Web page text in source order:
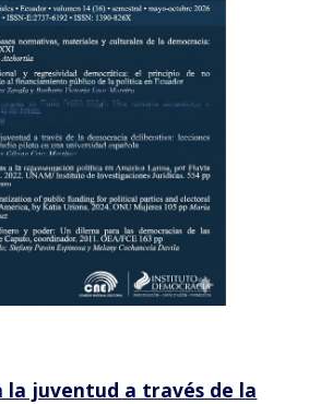
la juventud a través de la